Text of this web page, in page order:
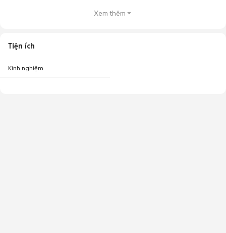
Xem thêm
Tiện ích
Kinh nghiệm